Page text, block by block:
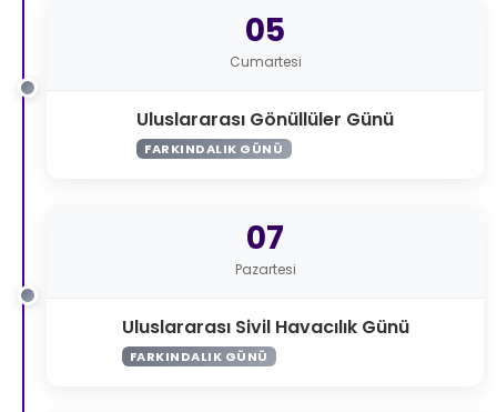
05
Cumartesi
Uluslararası Gönüllüler Günü
FARKINDALIK GÜNÜ
07
Pazartesi
Uluslararası Sivil Havacılık Günü
FARKINDALIK GÜNÜ